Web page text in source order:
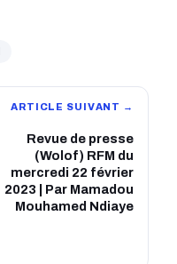
ARTICLE SUIVANT →
Revue de presse
(Wolof) RFM du
mercredi 22 février
2023 | Par Mamadou
Mouhamed Ndiaye